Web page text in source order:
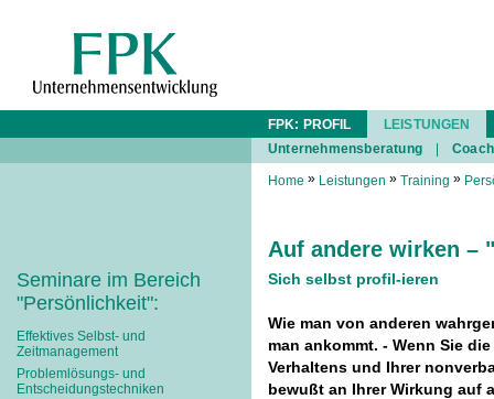
Seminare im Bereich
"Persönlichkeit":
Effektives Selbst- und
Zeitmanagement
Problemlösungs- und
Entscheidungstechniken
FPK: PROFIL
LEISTUNGEN
Unternehmensberatung
Home » Leistungen » Training »
Auf andere wirken –
Sich selbst profil-ieren
Wie man von anderen
man ankommt. - Wenn Sie
Verhaltens und Ihrer
bewußt an Ihrer Wirkung auf